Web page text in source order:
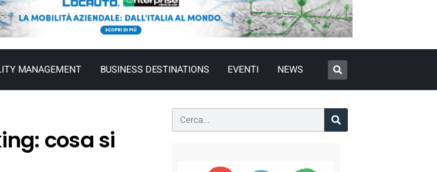
MANAGEMENT BUSINESS DESTINATIONS EVENTI NEWS
cosa si